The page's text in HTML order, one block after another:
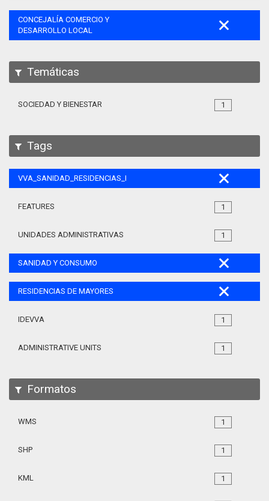
CONCEJALÍA COMERCIO Y
DESARROLLO LOCAL
Temáticas
1
SOCIEDAD Y BIENESTAR
Tags
VVA_SANIDAD_RESIDENCIAS_MAYORES_105
1
FEATURES
1
UNIDADES ADMINISTRATIVAS
SANIDAD Y CONSUMO
RESIDENCIAS DE MAYORES
1
IDEVVA
1
ADMINISTRATIVE UNITS
Formatos
1
WMS
1
SHP
1
KML